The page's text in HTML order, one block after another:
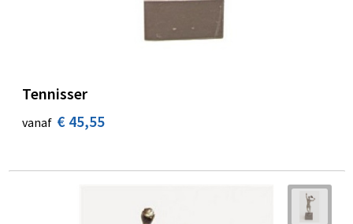
Tennisser
vanaf € 45,55